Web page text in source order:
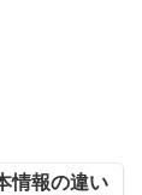
情報の違い